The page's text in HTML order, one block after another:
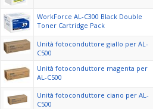
WorkForce AL-C300 Black Double
Toner Cartridge Pack
Unità fotoconduttore giallo per AL-
C500
Unità fotoconduttore magenta per
AL-C500
Unità fotoconduttore ciano per AL-
C500